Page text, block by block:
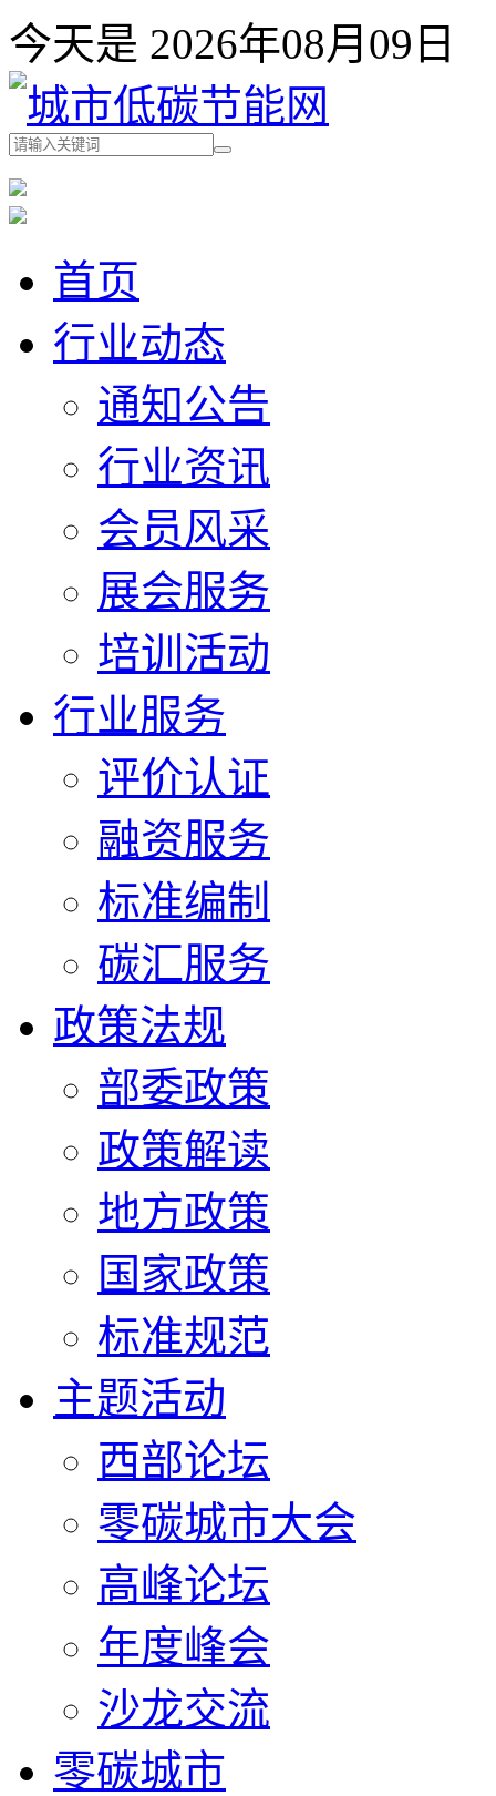
今天是 2026年08月09
首页
行业动态
通知公告
行业资讯
会员风采
展会服务
培训活动
行业服务
评价认证
融资服务
标准编制
碳汇服务
政策法规
部委政策
政策解读
地方政策
国家政策
标准规范
主题活动
西部论坛
零碳城市大会
高峰论坛
年度峰会
沙龙交流
零碳城市